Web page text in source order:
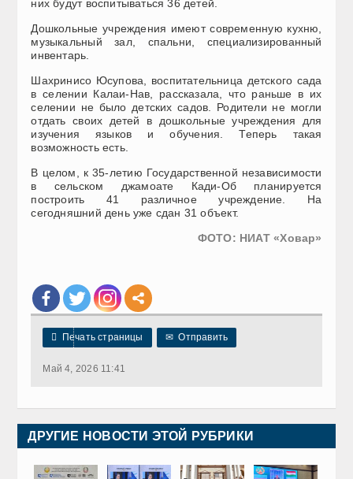
них будут воспитываться 36 детей.
Дошкольные учреждения имеют современную кухню,
музыкальный зал, спальни, специализированный
инвентарь.
Шахринисо Юсупова, воспитательница детского сада
в селении Калаи-Нав, рассказала, что раньше в их
селении не было детских садов. Родители не могли
отдать своих детей в дошкольные учреждения для
изучения языков и обучения. Теперь такая
возможность есть.
В целом, к 35-летию Государственной независимости
в сельском джамоате Кади-Об планируется
построить 41 различное учреждение. На
сегодняшний день уже сдан 31 объект.
ФОТО: НИАТ «Ховар»
 Печать страницы ✉ Отправить
Май 4, 2026 11:41
ДРУГИЕ НОВОСТИ ЭТОЙ РУБРИКИ